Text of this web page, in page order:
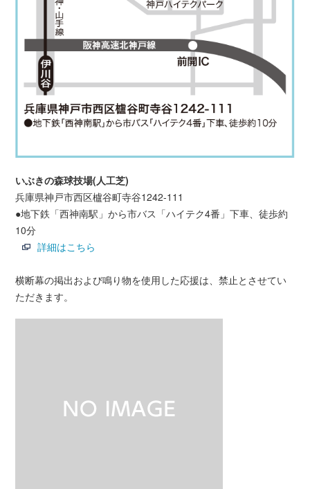
いぶきの森球技場(人工芝)
兵庫県神戸市西区櫨谷町寺谷1242-111
●地下鉄「西神南駅」から市バス「ハイテク4番」下車、徒歩約
10分
詳細はこちら
横断幕の掲出および鳴り物を使用した応援は、禁止とさせてい
ただきます。